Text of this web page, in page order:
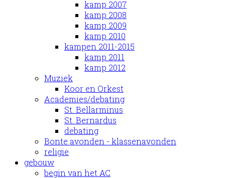
kamp 2007
kamp 2008
kamp 2009
kamp 2010
kampen 2011-2015
kamp 2011
kamp 2012
Muziek
Koor en Orkest
Academies/debating
St. Bellarminus
St. Bernardus
debating
Bonte avonden - klassenavonden
religie
gebouw
begin van het AC